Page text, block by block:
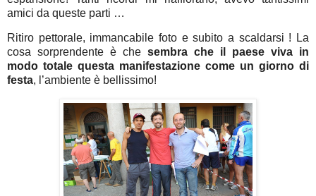
amici da queste parti …
Ritiro pettorale, immancabile foto e subito a scaldarsi ! La
cosa sorprendente è che sembra che il paese viva in
modo totale questa manifestazione come un giorno di
festa, l’ambiente è bellissimo!